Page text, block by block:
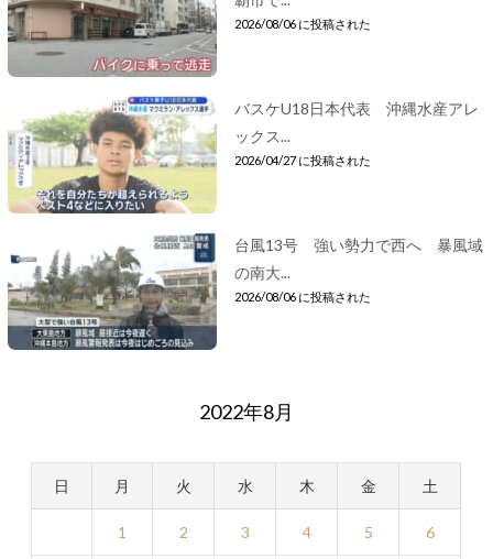
2026/08/06 に投稿された
バスケU18日本代表 沖縄水産アレ
ックス...
2026/04/27 に投稿された
台風13号 強い勢力で西へ 暴風域
の南大...
2026/08/06 に投稿された
2022年8月
日 月 火 水 木 金 土
1 2 3 4 5 6